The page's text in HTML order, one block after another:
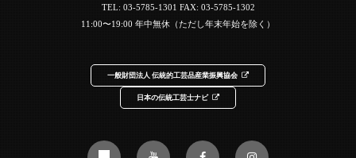
TEL: 03-5785-1301 FAX: 03-5785-1302
11:00〜19:00 年中無休（ただし年末年始を除く）
一般財団法人 伝統的工芸品産業振興協会
日本の伝統工芸士ナビ